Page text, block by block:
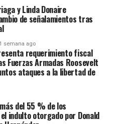
y Linda Donaire
de señalamientos tras
1 semana ago
requerimiento fiscal
Fuerzas Armadas Roosevelt
ataques a la libertad de
del 55 % de los
indulto otorgado por Donald